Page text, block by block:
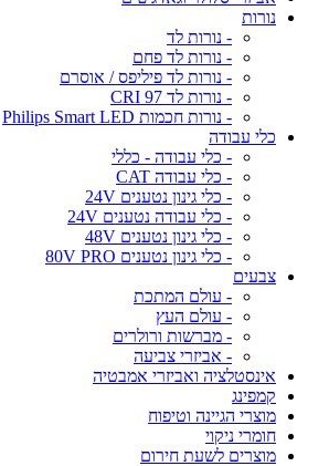
נורות
- נורות לד
- נורות לד פחם
- נורות לד פיליפס / אוסרם
- נורות לד CRI 97
- נורות חכמות Philips Smart LED
כלי עבודה
- כלי עבודה - כללי
- כלי עבודה CAT
- כלי גינון נטענים 24V
- כלי עבודה נטענים 24V
- כלי גינון נטענים 48V
- כלי גינון נטענים 80V PRO
צבעים
- עולם המתכת
- עולם העץ
- מברשות ורולרים
- אביזרי צביעה
אינסטלציה ואביזרי אמבטיה
קמפינג
מוצרי הגיינה וטיפוח
חומרי ניקוי
מוצרים לשעת חירום